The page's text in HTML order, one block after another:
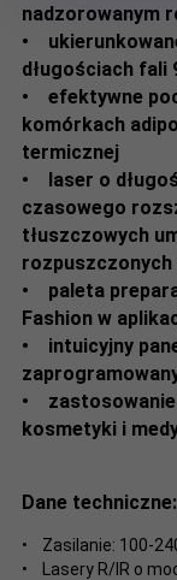
nadzorowanym
•
długościach fali
• efektywne
komórkach
termicznej
• laser o
czasowego
tłuszczowych
• paleta
Fashion w
• intuicyjny
• zastosowanie
kosmetyki i
Dane techniczne:
• Zasilanie: 100-
• Lasery R/IR o